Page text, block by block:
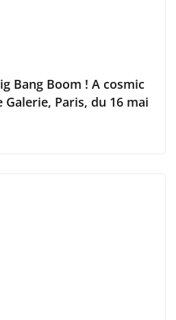
Bang Boom ! A cosmic
Paris, du 16 mai